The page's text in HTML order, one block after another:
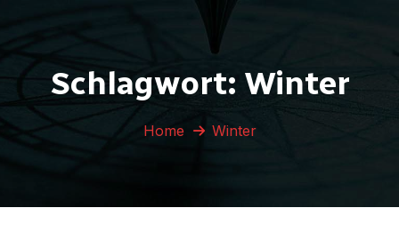
Schlagwort: Winter
Home Winter